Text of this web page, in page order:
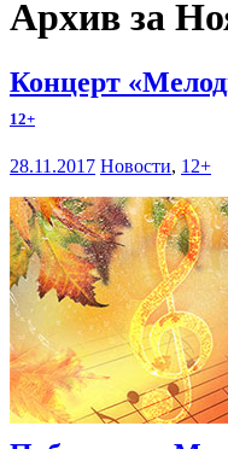
Архив за
Концерт
12+
28.11.2017 Новости, 12+